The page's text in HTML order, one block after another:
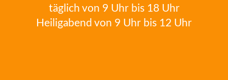
täglich von 9 Uhr bis 18 Uhr
Heiligabend von 9 Uhr bis 12 Uhr